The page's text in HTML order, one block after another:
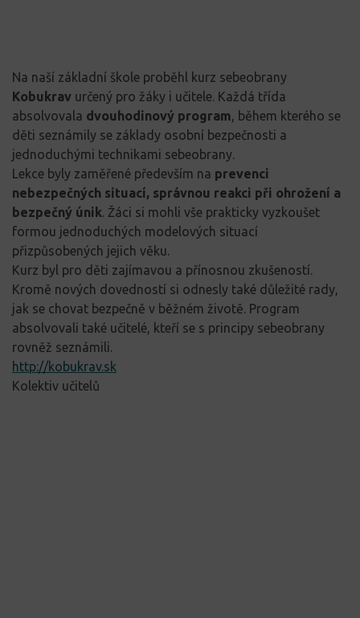
Na naší základní škole proběhl kurz sebeobrany
Kobukrav určený pro žáky i učitele. Každá třída
absolvovala dvouhodinový program , během kterého se
děti seznámily se základy osobní bezpečnosti a
jednoduchými technikami sebeobrany.
Lekce byly zaměřené především na prevenci
nebezpečných situací, správnou reakci při ohrožení a
bezpečný únik . Žáci si mohli vše prakticky vyzkoušet
formou jednoduchých modelových situací
přizpůsobených jejich věku.
Kurz byl pro děti zajímavou a přínosnou zkušeností.
Kromě nových dovedností si odnesly také důležité rady,
jak se chovat bezpečně v běžném životě. Program
absolvovali také učitelé, kteří se s principy sebeobrany
rovněž seznámili.
http://kobukrav.sk
Kolektiv učitelů